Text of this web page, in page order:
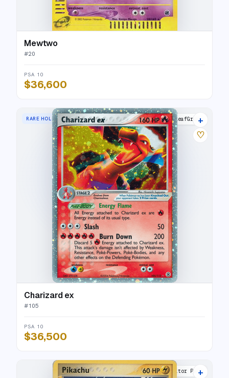
Mewtwo
#20
PSA 10
$36,600
RARE HOLO EX FireRed & LeafGreen
+
♡
Charizard ex
#105
PSA 10
$36,500
Poké Card Creator Pack
+